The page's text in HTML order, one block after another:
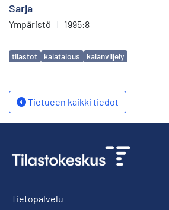
Sarja
Ympäristö | 1995:8
Avainsanat
tilastot kalatalous kalanviljely
Tietueen kaikki tiedot
Tietopalvelu